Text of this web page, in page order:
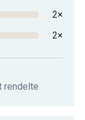
2×
2×
rendelte